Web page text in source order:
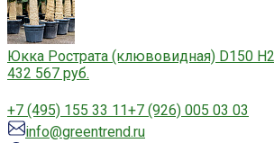
Юкка Рострата (клювовидная) D150
432 567 руб.
+7 (495) 155 33 11+7 (926) 005 03 03
info@greentrend.ru